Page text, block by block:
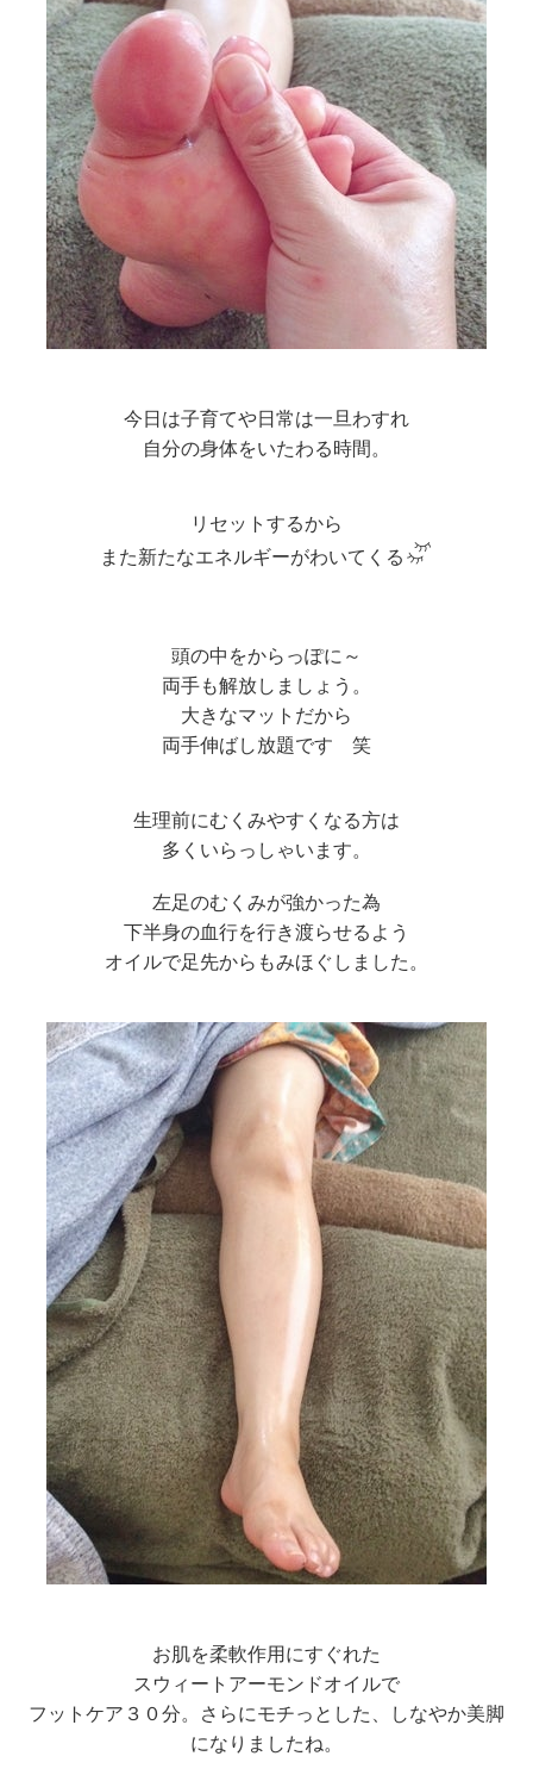
今日は子育てや日常は一旦わすれ
自分の身体をいたわる時間。
リセットするから
また新たなエネルギーがわいてくる
頭の中をからっぽに～
両手も解放しましょう。
大きなマットだから
両手伸ばし放題です 笑
生理前にむくみやすくなる方は
多くいらっしゃいます。
左足のむくみが強かった為
下半身の血行を行き渡らせるよう
オイルで足先からもみほぐしました。
お肌を柔軟作用にすぐれた
スウィートアーモンドオイルで
フットケア３０分。さらにモチっとした、
しなやか美脚
になりましたね。